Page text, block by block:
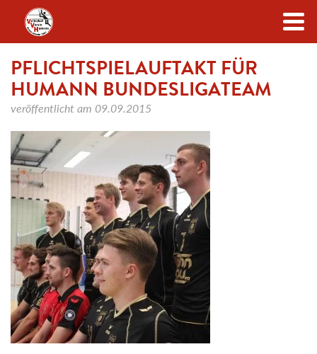
Zum Inhalt
PFLICHTSPIELAUFTAKT FÜR
HUMANN BUNDESLIGATEAM
veröffentlicht am 09.09.2015